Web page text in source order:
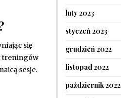
się
treningów
sesje.
luty 2023
styczeń 2023
grudzień 2022
listopad 2022
październik 2022